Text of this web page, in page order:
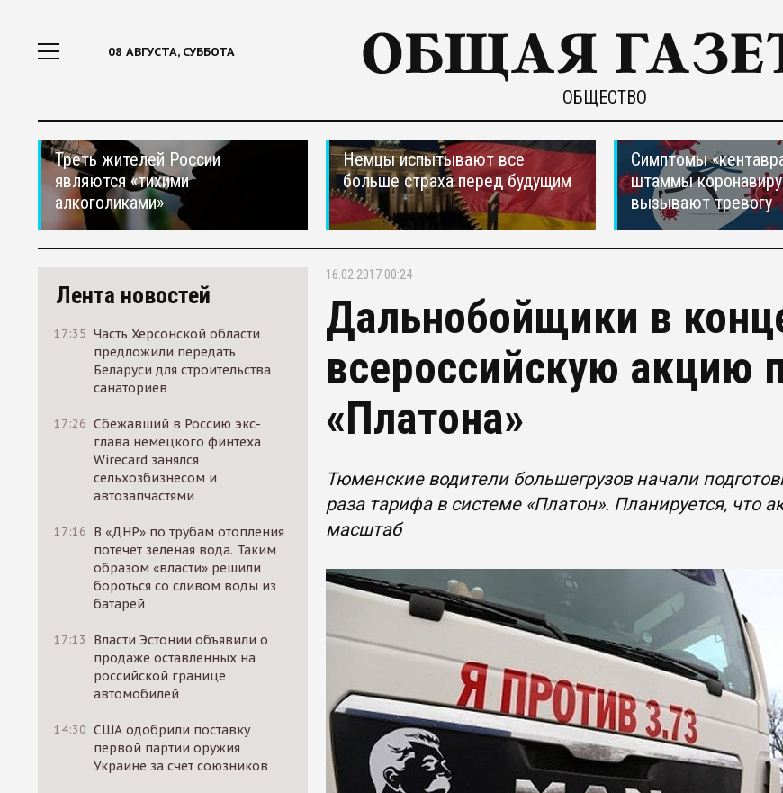
08 АВГУСТА, СУББОТА
ОБЩЕСТВО
Треть жителей России
являются «тихими
алкоголиками»
Немцы испытывают все
больше страха перед будущим
Симптомы
штаммы
вызывают тревогу
Лента новостей
17:35 Часть Херсонской области
предложили передать
Беларуси для строительства
санаториев
17:26 Сбежавший в Россию экс-
глава немецкого финтеха
Wirecard занялся
сельхозбизнесом и
автозапчастями
17:16 В «ДНР» по трубам отопления
потечет зеленая вода. Таким
образом «власти» решили
бороться со сливом воды из
батарей
17:13
Власти Эстонии объявили о
продаже оставленных на
российской границе
автомобилей
14:30 США одобрили поставку
первой партии оружия
Украине за счет союзников
16.02.2017 00:24
Дальнобойщики в
всероссийскую акцию
«Платона»
Тюменские водители большегрузов начали
раза тарифа в системе «Платон». Планируется, что
масштаб